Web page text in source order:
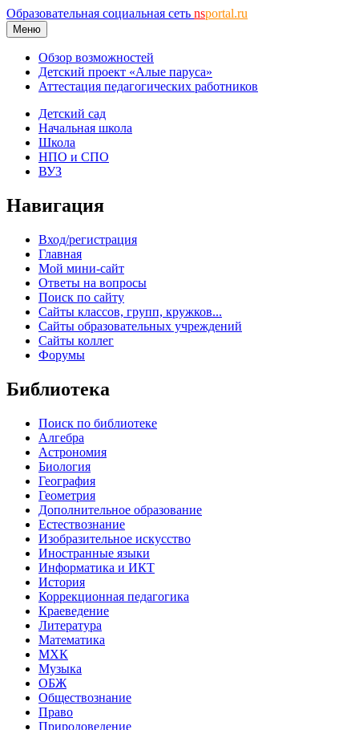
Образовательная социальная сеть nsportal.ru
Меню
Обзор возможностей
Детский проект «Алые паруса»
Аттестация педагогических работников
Детский сад
Начальная школа
Школа
НПО и СПО
ВУЗ
Навигация
Вход/регистрация
Главная
Мой мини-сайт
Ответы на вопросы
Поиск по сайту
Сайты классов, групп, кружков...
Сайты образовательных учреждений
Сайты коллег
Форумы
Библиотека
Поиск по библиотеке
Алгебра
Астрономия
Биология
География
Геометрия
Дополнительное образование
Естествознание
Изобразительное искусство
Иностранные языки
Информатика и ИКТ
История
Коррекционная педагогика
Краеведение
Литература
Математика
МХК
Музыка
ОБЖ
Обществознание
Право
Природоведение